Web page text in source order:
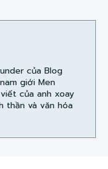
của Blog
giới Men
của anh xoay
thần và văn hóa